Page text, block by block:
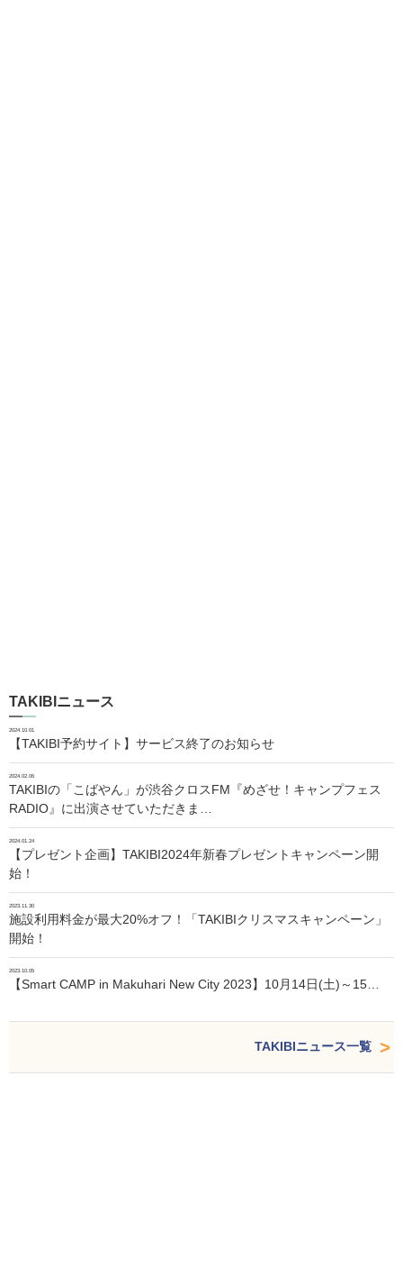
TAKIBIニュース
2024.10.01
【TAKIBI予約サイト】サービス終了のお知らせ
2024.02.06
TAKIBIの「こばやん」が渋谷クロスFM『めざせ！キャンプフェス
RADIO』に出演させていただきま…
2024.01.24
【プレゼント企画】TAKIBI2024年新春プレゼントキャンペーン開
始！
2023.11.30
施設利用料金が最大20%オフ！「TAKIBIクリスマスキャンペーン」
開始！
2023.10.05
【Smart CAMP in Makuhari New City 2023】10月14日(土)～15…
TAKIBIニュース一覧